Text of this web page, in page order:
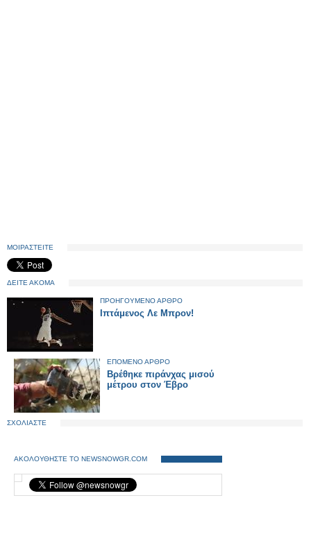
ΜΟΙΡΑΣΤΕΙΤΕ
ΔΕΙΤΕ ΑΚΟΜΑ
ΠΡΟΗΓΟΥΜΕΝΟ ΑΡΘΡΟ
Ιπτάμενος Λε Μπρον!
ΕΠΟΜΕΝΟ ΑΡΘΡΟ
Βρέθηκε πιράνχας μισού
μέτρου στον Έβρο
ΣΧΟΛΙΑΣΤΕ
ΑΚΟΛΟΥΘΗΣΤΕ ΤΟ NEWSNOWGR.COM